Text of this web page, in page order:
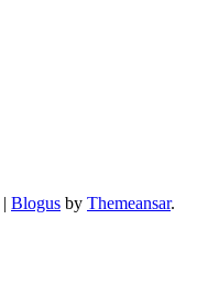
| Blogus by Themeansar.